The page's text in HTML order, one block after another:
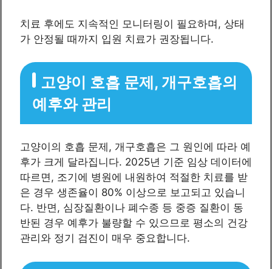
치료 후에도 지속적인 모니터링이 필요하며, 상태
가 안정될 때까지 입원 치료가 권장됩니다.
고양이 호흡 문제, 개구호흡의
예후와 관리
고양이의 호흡 문제, 개구호흡은 그 원인에 따라 예
후가 크게 달라집니다. 2025년 기준 임상 데이터에
따르면, 조기에 병원에 내원하여 적절한 치료를 받
은 경우 생존율이 80% 이상으로 보고되고 있습니
다. 반면, 심장질환이나 폐수종 등 중증 질환이 동
반된 경우 예후가 불량할 수 있으므로 평소의 건강
관리와 정기 검진이 매우 중요합니다.